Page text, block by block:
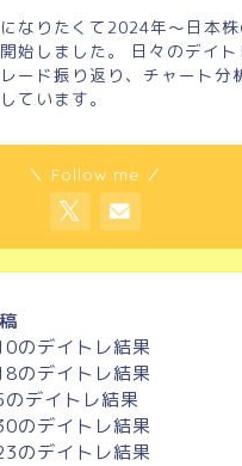
なりたくて2024年～日本株
始しました。 日々のデイト
ード振り返り、チャート分
ています。
＼ Follow me ／
のデイトレ結果
のデイトレ結果
デイトレ結果
のデイトレ結果
のデイトレ結果